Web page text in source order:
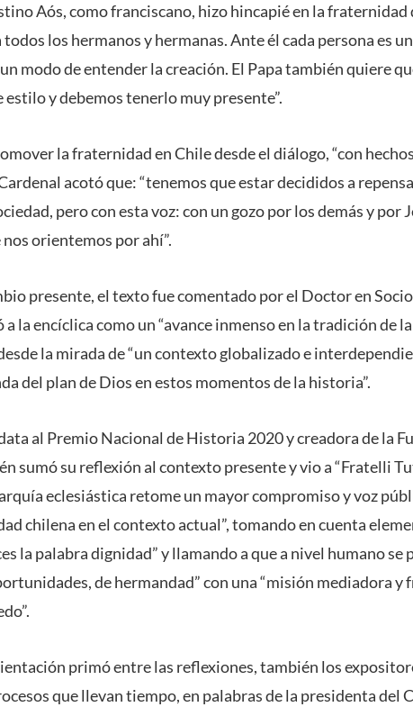
Aós, como franciscano, hizo hincapié en la fraternidad
todos los hermanos y hermanas. Ante él cada persona es
modo de entender la creación. El Papa también quiere
y debemos tenerlo muy presente”.
la fraternidad en Chile desde el diálogo, “con
acotó que: “tenemos que estar decididos a
pero con esta voz: con un gozo por los demás y por
orientemos por ahí”.
presente, el texto fue comentado por el Doctor en
la encíclica como un “avance inmenso en la tradición de
la mirada de “un contexto globalizado e
del plan de Dios en estos momentos de la historia”.
al Premio Nacional de Historia 2020 y creadora de la
sumó su reflexión al contexto presente y vio a “Fratelli
eclesiástica retome un mayor compromiso y voz
chilena en el contexto actual”, tomando en cuenta
la palabra dignidad” y llamando a que a nivel humano se
de hermandad” con una “misión mediadora y
primó entre las reflexiones, también los
que llevan tiempo, en palabras de la presidenta del